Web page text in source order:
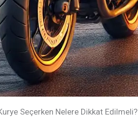
Seçerken Nelere Dikkat Edilmeli?